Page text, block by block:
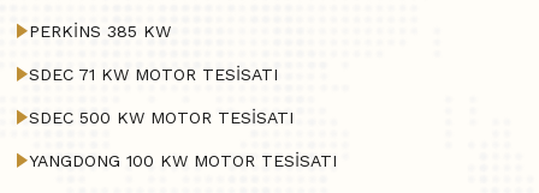
PERKİNS 385 KW
SDEC 71 KW MOTOR TESİSATI
SDEC 500 KW MOTOR TESİSATI
YANGDONG 100 KW MOTOR TESİSATI